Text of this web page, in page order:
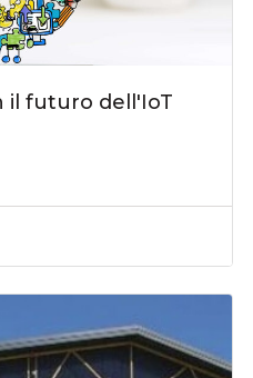
futuro dell'IoT